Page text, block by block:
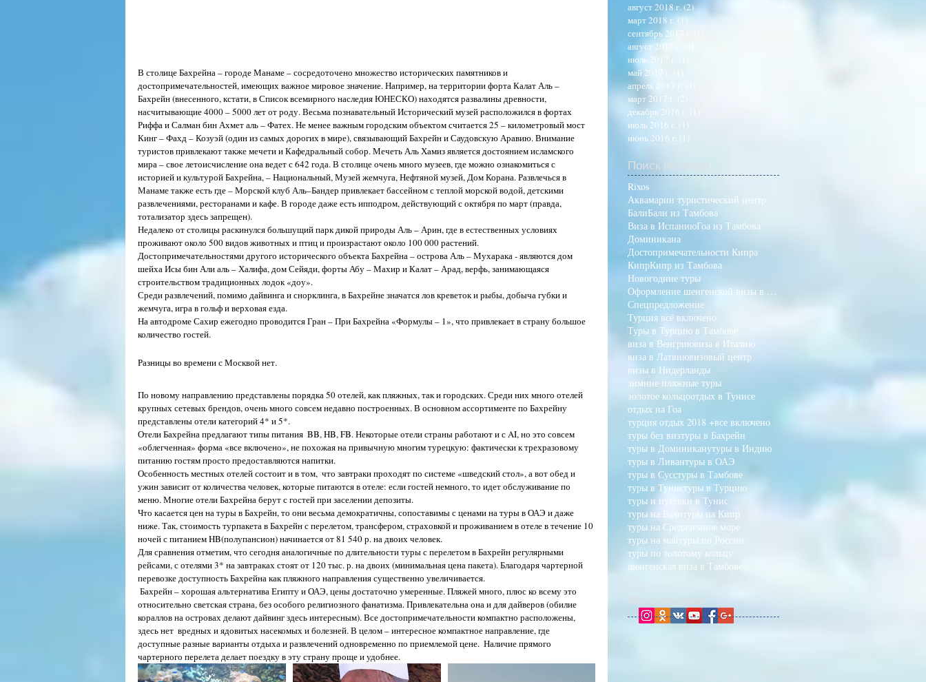
В столице Бахрейна – городе Манаме – сосредоточено множество исторических памятников и
достопримечательностей, имеющих важное мировое значение. Например, на территории форта Калат Аль –
Бахрейн (внесенного, кстати, в Список всемирного наследия ЮНЕСКО) находятся развалины древности,
насчитывающие 4000 – 5000 лет от роду. Весьма познавательный Исторический музей расположился в фортах
Риффа и Салман бин Ахмет аль – Фатех. Не менее важным городским объектом считается 25 – километровый мост
Кинг – Фахд – Козуэй (один из самых дорогих в мире), связывающий Бахрейн и Саудовскую Аравию. Внимание
туристов привлекают также мечети и Кафедральный собор. Мечеть Аль Хамиз является достоянием исламского
мира – свое летоисчисление она ведет с 642 года. В столице очень много музеев, где можно ознакомиться с
историей и культурой Бахрейна, – Национальный, Музей жемчуга, Нефтяной музей, Дом Корана. Развлечься в
Манаме также есть где – Морской клуб Аль–Бандер привлекает бассейном с теплой морской водой, детскими
развлечениями, ресторанами и кафе. В городе даже есть ипподром, действующий с октября по март (правда,
тотализатор здесь запрещен).
Недалеко от столицы раскинулся большущий парк дикой природы Аль – Арин, где в естественных условиях
проживают около 500 видов животных и птиц и произрастают около 100 000 растений.
Достопримечательностями другого исторического объекта Бахрейна – острова Аль – Мухарака - являются дом
шейха Исы бин Али аль – Халифа, дом Сейяди, форты Абу – Махир и Калат – Арад, верфь, занимающаяся
строительством традиционных лодок «доу».
Среди развлечений, помимо дайвинга и снорклинга, в Бахрейне значатся лов креветок и рыбы, добыча губки и
жемчуга, игра в гольф и верховая езда.
На автодроме Сахир ежегодно проводится Гран – При Бахрейна «Формулы – 1», что привлекает в страну большое
количество гостей.
Разницы во времени с Москвой нет.
По новому направлению представлены порядка 50 отелей, как пляжных, так и городских. Среди них много отелей
крупных сетевых брендов, очень много совсем недавно построенных. В основном ассортименте по Бахрейну
представлены отели категорий 4* и 5*.
Отели Бахрейна предлагают типы питания  BB, HB, FB. Некоторые отели страны работают и с AI, но это совсем
«облегченная» форма «все включено», не похожая на привычную многим турецкую: фактически к трехразовому
питанию гостям просто предоставляются напитки.
Особенность местных отелей состоит и в том,  что завтраки проходят по системе «шведский стол», а вот обед и
ужин зависит от количества человек, которые питаются в отеле: если гостей немного, то идет обслуживание по
меню. Многие отели Бахрейна берут с гостей при заселении депозиты.
Что касается цен на туры в Бахрейн, то они весьма демократичны, сопоставимы с ценами на туры в ОАЭ и даже
ниже. Так, стоимость турпакета в Бахрейн с перелетом, трансфером, страховкой и проживанием в отеле в течение 10
ночей с питанием HB(полупансион) начинается от 81 540 р. на двоих человек.
Для сравнения отметим, что сегодня аналогичные по длительности туры с перелетом в Бахрейн регулярными
рейсами, с отелями 3* на завтраках стоят от 120 тыс. р. на двоих (минимальная цена пакета). Благодаря чартерной
перевозке доступность Бахрейна как пляжного направления существенно увеличивается.
относительно светская страна, без особого религиозного фанатизма. Привлекательна она и для дайверов (обилие
кораллов на островах делают дайвинг здесь интересным). Все достопримечательности компактно расположены,
здесь нет  вредных и ядовитых насекомых и болезней. В целом – интересное компактное направление, где
доступные разные варианты отдыха и развлечений одновременно по приемлемой цене.  Наличие прямого
чартерного перелета делает поездку в эту страну проще и удобнее.
август 2018 г.(2)2 поста
март 2018 г.(1)1 пост
сентябрь 2017 г.
август 2017 г.
июль 2017 г.
май 2017 г. (1)
апрель 2017 г.
март 2017 г. (2)
декабрь 2016 г.
июль 2016 г. (1)
июнь 2016 г. (1)
Поиск по тегам
Rixos
Аквамарин туристический центр
БалиБали из Тамбова
Виза в ИспаниюГоа из Тамбова
Доминикана
Достопримечательности Кипра
КипрКипр из Тамбова
Новогодние туры
Оформление шенгенской визы в Тамбове
Спецпредложение
Турция всё включено
Туры в Турцию в Тамбове
виза в Венгриювиза в Италию
виза в Латвиювизовый центр
визы в Нидерланды
зимние пляжные туры
золотое кольцоотдых в Тунисе
отдых на Гоа
турция отдых 2018 +все включено
туры без визтуры в Бахрейн
туры в Доминиканутуры в Индию
туры в Ливантуры в ОАЭ
туры в Сусстуры в Тамбове
туры в Тунистуры в Турцию
туры и путёвки в Тунис
туры на Балитуры на Кипр
туры на Средиземное море
туры на майтуры по России
туры по золотому кольцу
шенгенская виза в Тамбове